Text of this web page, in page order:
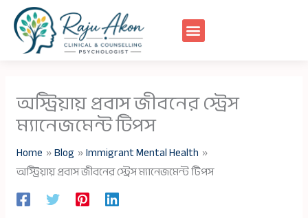
content
অস্ট্রিয়ায় প্রবাস জীবনের স্ট্রেস
ম্যানেজমেন্ট টিপস
Home Blog
Immigrant Mental Health
অস্ট্রিয়ায় প্রবাস জীবনের স্ট্রেস ম্যানেজমেন্ট টিপস